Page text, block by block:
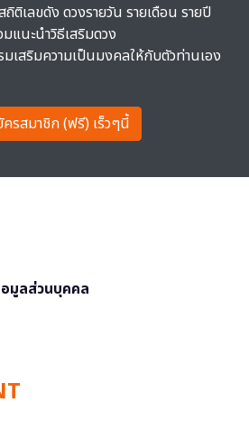
ติเลขดัง ดวงรายวัน รายเดือน รายปี
แนะนำวิธีเสริมดวง
เสริมความเป็นมงคลให้กับตัวท่านเอง
รสมาชิก (ฟรี) เร็วๆนี้
มูลส่วนบุคคล